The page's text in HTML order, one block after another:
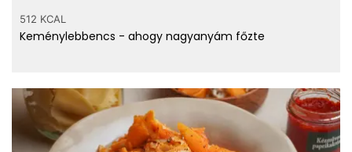
512 KCAL
Keménylebbencs - ahogy nagyanyám főzte